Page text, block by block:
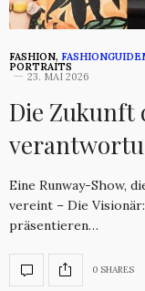
FASHION,
PORTRAITS
23. MAI 2026
Die Zukunft
Eine Runway-Show,
vereint – Die
präsentieren…
0 SHARES